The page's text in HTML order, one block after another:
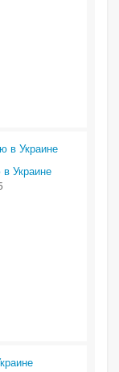
Украине